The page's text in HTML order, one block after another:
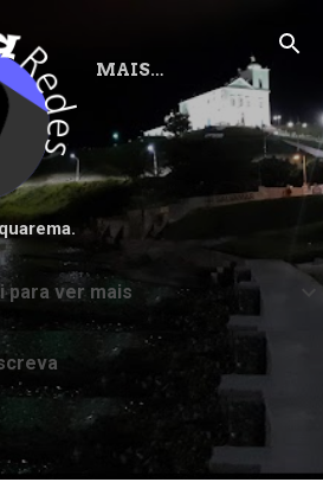
o conteúdo principal
MAIS…
para ver mais